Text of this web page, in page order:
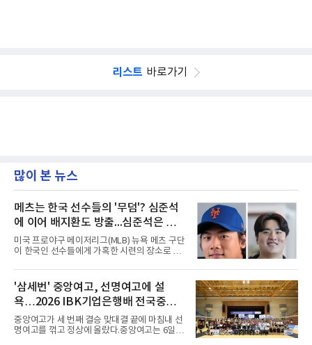
리스트 바로가기
많이 본 뉴스
메츠는 한국 선수들의 '무덤'? 심준석
에 이어 배지환도 방출...심준석은 이
미 귀국, 배지환은 미국 잔류할 듯
미국 프로야구 메이저리그(MLB) 뉴욕 메츠 구단
이 한국인 선수들에게 가혹한 시련의 장소로 전
대형 유망주로 기대를 모았던 투수 심준석에 이
어, 빅리그 경력을 지닌 내외야수 배지환까지 연
달아 뉴욕 메츠 산하 마이너리그에서 방출 통보
를 받는 아픔을 겪었다. 두 선수의 동반 이탈은
메츠 구단이 유독 한국 선수들에게 '기회의 땅'이
아닌 '무덤'처럼 작용하고 있음을 방증하고 있다.
고교 시절 시속 160km에 달하는 강속구로 큰 스
'삼세번' 중앙여고, 선명여고에 설
욕…2026 IBK기업은행배 전국중고
배구대회 우승
중앙여고가 세 번째 결승 맞대결 끝에 마침내 선
명여고를 꺾고 정상에 올랐다.중앙여고는 6일